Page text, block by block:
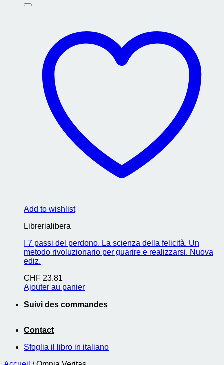
Add to wishlist
Librerialibera
I 7 passi del perdono. La scienza della felicità. Un
metodo rivoluzionario per guarire e realizzarsi. Nuova
ediz.
CHF 23.81
Ajouter au panier
Suivi des commandes
Contact
Sfoglia il libro in italiano